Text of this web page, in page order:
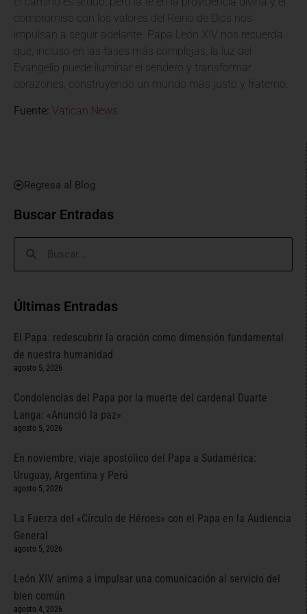
Regresa al Blog
Buscar Entradas
Últimas Entradas
El Papa: redescubrir la oración como dimensión fundamental
de nuestra humanidad
agosto 5, 2026
Condolencias del Papa por la muerte del cardenal Duarte
Langa: «Anunció la paz»
agosto 5, 2026
En noviembre, viaje apostólico del Papa a Sudamérica:
Uruguay, Argentina y Perú
agosto 5, 2026
La Fuerza del «Círculo de Héroes» con el Papa en la Audiencia
General
agosto 5, 2026
León XIV anima a impulsar una comunicación al servicio del
bien común
agosto 4, 2026
compromiso con los valores del Reino de Dios nos
impulsan a seguir adelante. Papa León XIV nos recuerda
que, incluso en las fases más complejas, la luz del
Evangelio puede iluminar el sendero y transformar
corazones, construyendo un mundo más justo y fraterno.
Fuente: Vatican News